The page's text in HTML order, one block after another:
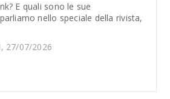
E quali sono le sue
nello speciale della rivista,
27/07/2026